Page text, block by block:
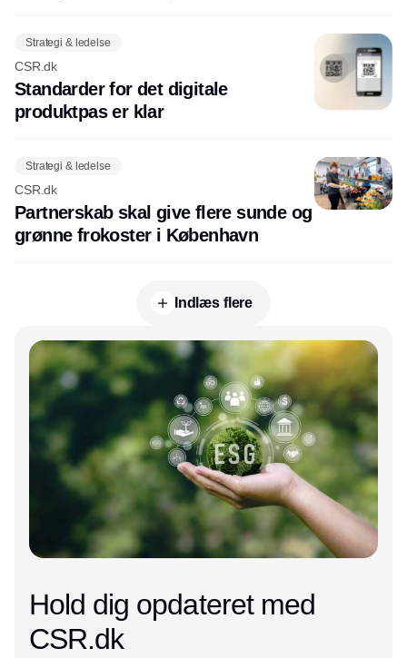
Strategi & ledelse
CSR.dk
Standarder for det digitale
produktpas er klar
Strategi & ledelse
CSR.dk
Partnerskab skal give flere sunde og
grønne frokoster i København
Indlæs flere
Annonce
Hold dig opdateret med
CSR.dk